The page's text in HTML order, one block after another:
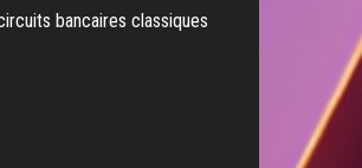
bancaires classiques